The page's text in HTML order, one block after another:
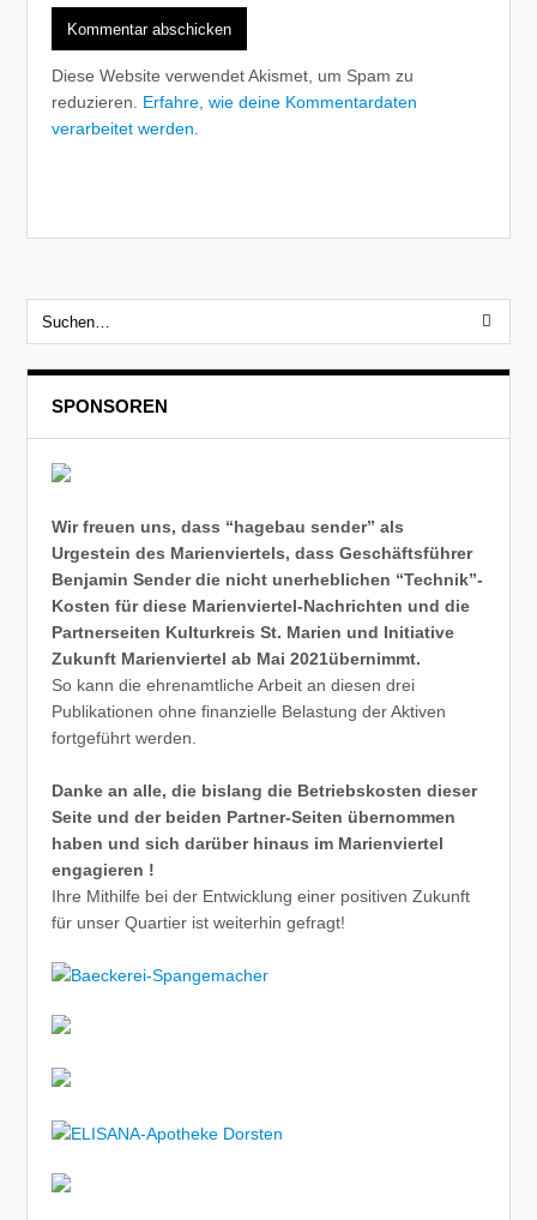
Diese Website verwendet Akismet, um Spam zu
reduzieren. Erfahre, wie deine Kommentardaten
verarbeitet werden.
SPONSOREN
Wir freuen uns, dass “hagebau sender” als
Urgestein des Marienviertels, dass Geschäftsführer
Benjamin Sender die nicht unerheblichen “Technik”-
Kosten für diese Marienviertel-Nachrichten und die
Partnerseiten Kulturkreis St. Marien und Initiative
Zukunft Marienviertel ab Mai 2021übernimmt.
So kann die ehrenamtliche Arbeit an diesen drei
Publikationen ohne finanzielle Belastung der Aktiven
fortgeführt werden.
Danke an alle, die bislang die Betriebskosten dieser
Seite und der beiden Partner-Seiten übernommen
haben und sich darüber hinaus im Marienviertel
engagieren !
Ihre Mithilfe bei der Entwicklung einer positiven Zukunft
für unser Quartier ist weiterhin gefragt!